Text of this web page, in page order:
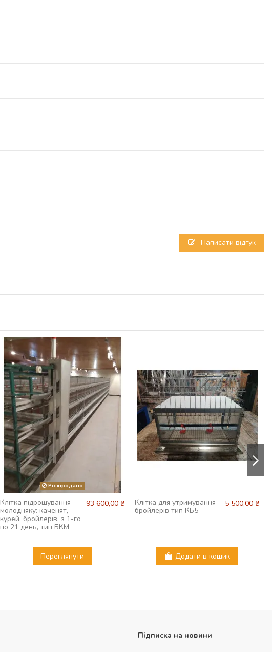
Написати відгук
Розпродано
Клітка підрощування
молодняку: каченят,
курей, бройлерів, з 1-го
по 21 день, тип БКМ
93 600,00 ₴
Переглянути
Клітка для утримування
бройлерів тип КБ5
5 500,00 ₴
Додати в кошик
Підписка на новини